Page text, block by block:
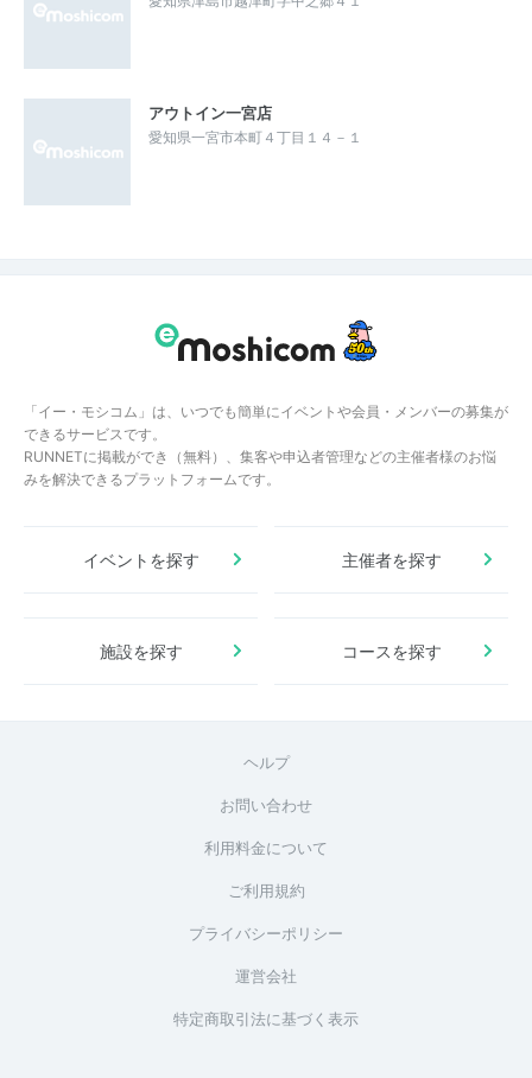
アウトイン一宮店
愛知県一宮市本町４丁目１４－１
「イー・モシコム」は、いつでも簡単にイベントや会員・メンバーの募集が
できるサービスです。
RUNNETに掲載ができ（無料）、集客や申込者管理などの主催者様のお悩
みを解決できるプラットフォームです。
イベントを探す 主催者を探す
施設を探す コースを探す
ヘルプ
お問い合わせ
利用料金について
ご利用規約
プライバシーポリシー
運営会社
特定商取引法に基づく表示